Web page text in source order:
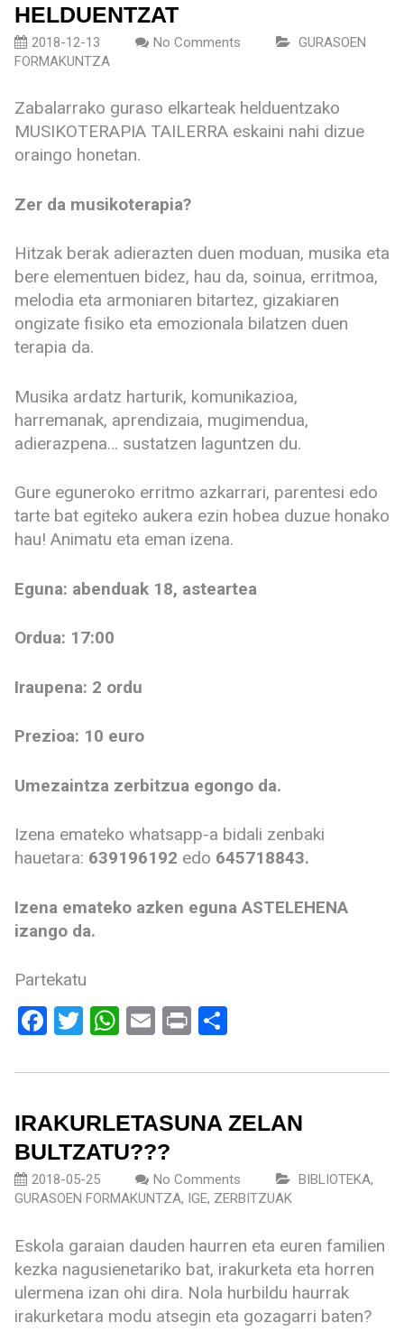
HELDUENTZAT
2018-12-13 No Comments
GURASOEN
FORMAKUNTZA
Zabalarrako guraso elkarteak helduentzako
MUSIKOTERAPIA TAILERRA eskaini nahi dizue
oraingo honetan.
Zer da musikoterapia?
Hitzak berak adierazten duen moduan, musika eta
bere elementuen bidez, hau da, soinua, erritmoa,
melodia eta armoniaren bitartez, gizakiaren
ongizate fisiko eta emozionala bilatzen duen
terapia da.
Musika ardatz harturik, komunikazioa,
harremanak, aprendizaia, mugimendua,
adierazpena… sustatzen laguntzen du.
Gure eguneroko erritmo azkarrari, parentesi edo
tarte bat egiteko aukera ezin hobea duzue honako
hau! Animatu eta eman izena.
Eguna: abenduak 18, asteartea
Ordua: 17:00
Iraupena: 2 ordu
Prezioa: 10 euro
Umezaintza zerbitzua egongo da.
Izena emateko whatsapp-a bidali zenbaki
hauetara: 639196192 edo 645718843.
Izena emateko azken eguna ASTELEHENA
izango da.
Partekatu
Facebook
Twitter
WhatsApp
Email
PrintShare
IRAKURLETASUNA ZELAN
BULTZATU???
2018-05-25 No Comments BIBLIOTEKA,
GURASOEN FORMAKUNTZA, IGE, ZERBITZUAK
Eskola garaian dauden haurren eta euren familien
kezka nagusienetariko bat, irakurketa eta horren
ulermena izan ohi dira. Nola hurbildu haurrak
irakurketara modu atsegin eta gozagarri baten?